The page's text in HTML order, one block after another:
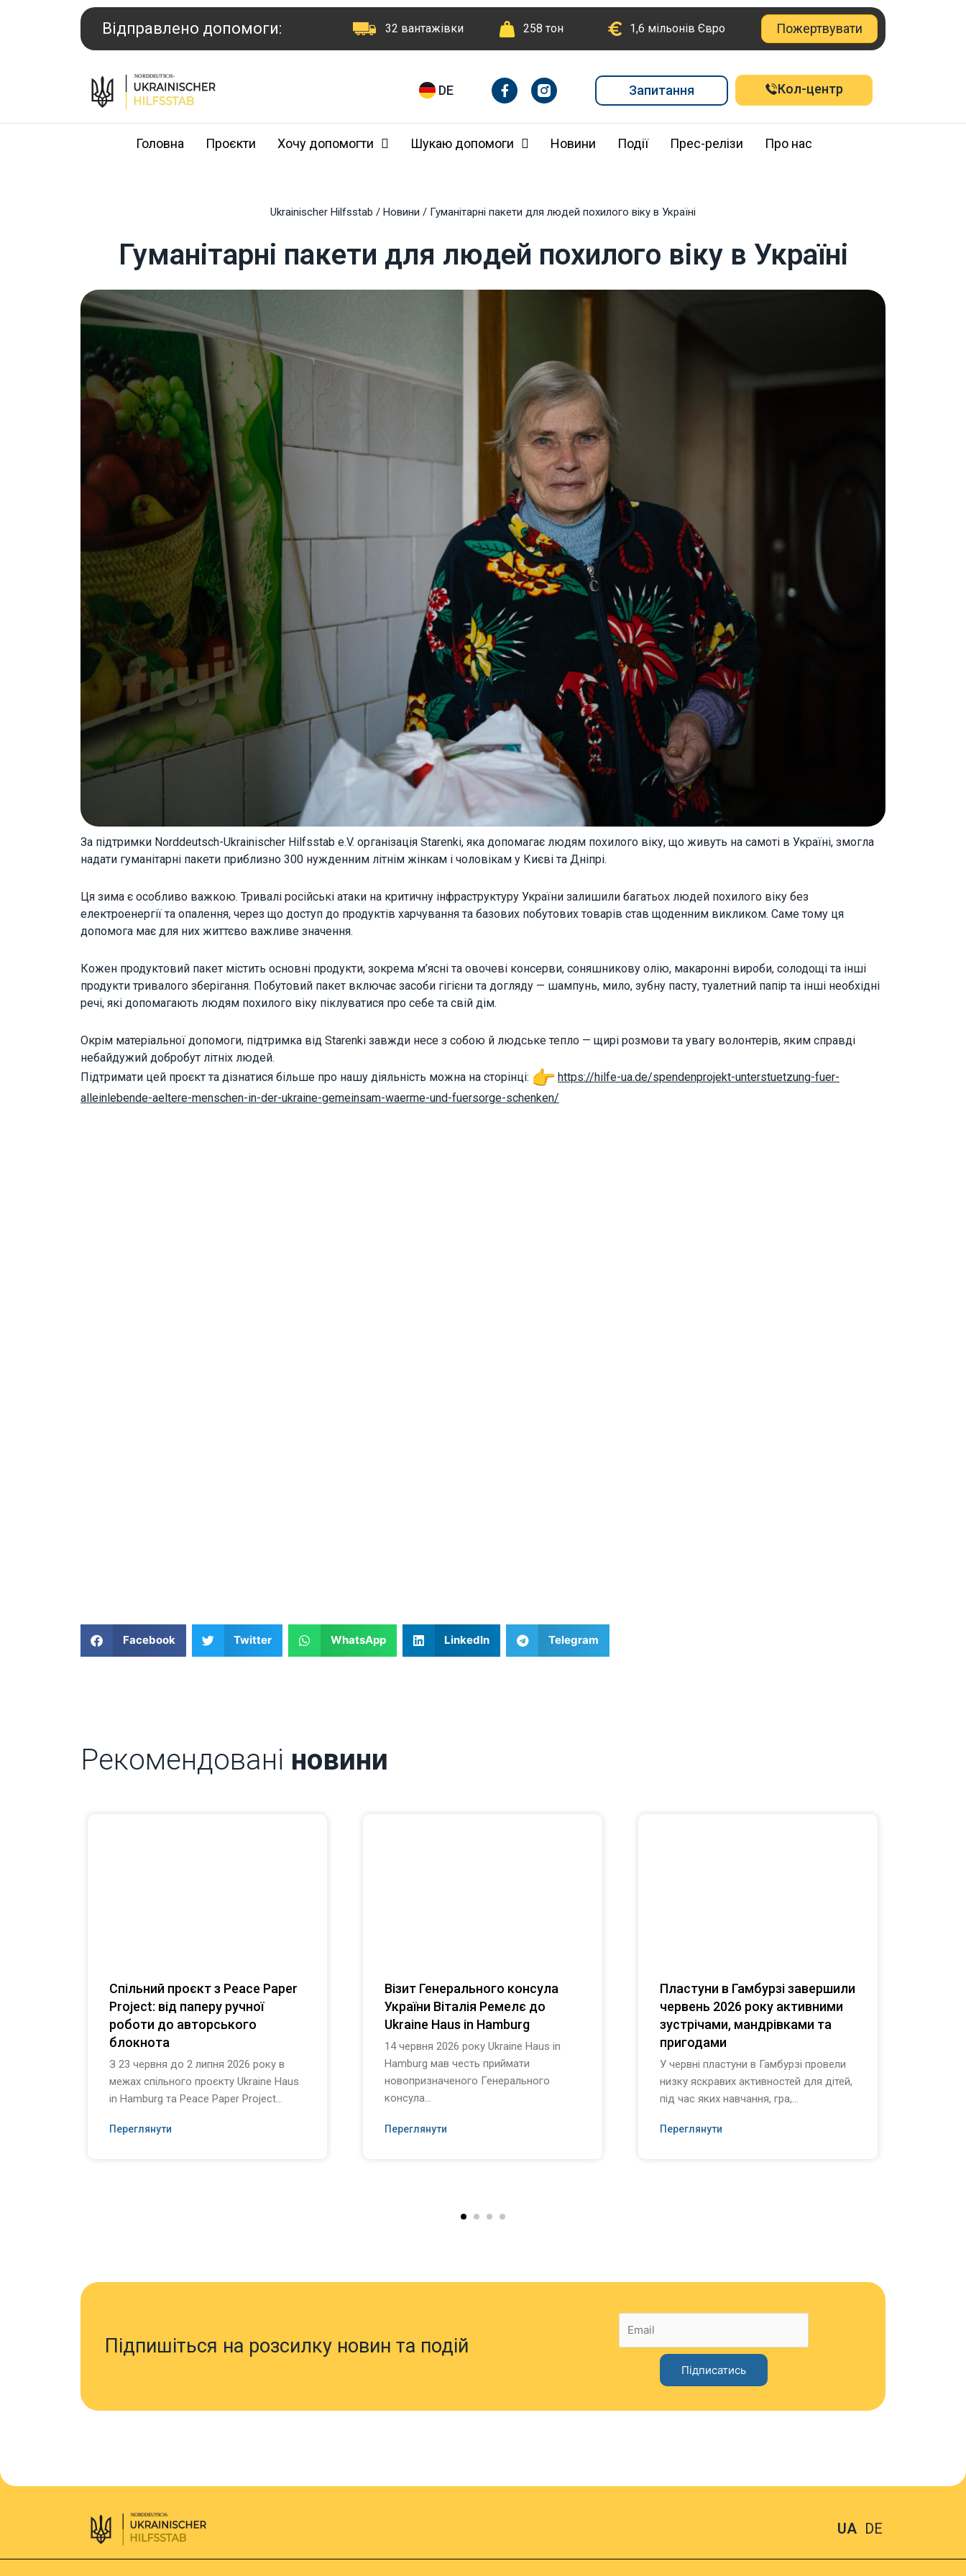
Відправлено допомоги: 32 вантажівки 258 тон 1,6 мільонів Євро Пожертвувати
DE
F
a
c
e
o
I
n
Запитання Кол-центр
Головна Проєкти Хочу допомогти Шукаю допомоги Новини Події Прес-релізи Про нас
Ukrainischer Hilfsstab / Новини / Гуманітарні пакети для людей похилого віку в Україні
Гуманітарні пакети для людей похилого віку в Україні
За підтримки Norddeutsch-Ukrainischer Hilfsstab e.V. організація Starenki, яка допомагає людям похилого віку, що живуть на самоті в Україні, змогла
надати гуманітарні пакети приблизно 300 нужденним літнім жінкам і чоловікам у Києві та Дніпрі.
Ця зима є особливо важкою. Тривалі російські атаки на критичну інфраструктуру України залишили багатьох людей похилого віку без
електроенергії та опалення, через що доступ до продуктів харчування та базових побутових товарів став щоденним викликом. Саме тому ця
допомога має для них життєво важливе значення.
Кожен продуктовий пакет містить основні продукти, зокрема м’ясні та овочеві консерви, соняшникову олію, макаронні вироби, солодощі та інші
продукти тривалого зберігання. Побутовий пакет включає засоби гігієни та догляду — шампунь, мило, зубну пасту, туалетний папір та інші необхідні
речі, які допомагають людям похилого віку піклуватися про себе та свій дім.
Окрім матеріальної допомоги, підтримка від Starenki завжди несе з собою й людське тепло — щирі розмови та увагу волонтерів, яким справді
небайдужий добробут літніх людей.
Підтримати цей проєкт та дізнатися більше про нашу діяльність можна на сторінці:
https://hilfe-ua.de/spendenprojekt-unterstuetzung-fuer-
alleinlebende-aeltere-menschen-in-der-ukraine-gemeinsam-waerme-und-fuersorge-schenken/
Facebook Twitter WhatsApp LinkedIn Telegram
Рекомендовані новини
Спільний проєкт з Peace Paper
Project: від паперу ручної
роботи до авторського
блокнота
З 23 червня до 2 липня 2026 року в
межах спільного проєкту Ukraine Haus
in Hamburg та Peace Paper Project...
Переглянути
Візит Генерального консула
України Віталія Ремелє до
Ukraine Haus in Hamburg
14 червня 2026 року Ukraine Haus in
Hamburg мав честь приймати
новопризначеного Генерального
консула...
Переглянути
Пластуни в Гамбурзі завершили
червень 2026 року активними
зустрічами, мандрівками та
пригодами
У червні пластуни в Гамбурзі провели
низку яскравих активностей для дітей,
під час яких навчання, гра,...
Переглянути
Підпишіться на розсилку новин та подій
UA DE
Necessary
These
cookies are
not
optional.
They are
needed for
the website
to function.
Statistics
In order for
us to
improve the
website's
functionality
structure,
based on
how the
website is
used.
to perform
as well as
during your
visit. If you
refuse
functionality
will
Marketing
By sharing
your